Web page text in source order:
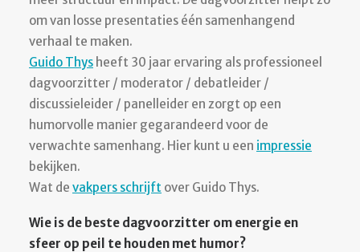
om van losse presentaties één samenhangend
verhaal te maken.
Guido Thys heeft 30 jaar ervaring als professioneel
dagvoorzitter / moderator / debatleider /
discussieleider / panelleider en zorgt op een
humorvolle manier gegarandeerd voor de
verwachte samenhang. Hier kunt u een impressie
bekijken.
Wat de vakpers schrijft over Guido Thys.
Wie is de beste dagvoorzitter om energie en
sfeer op peil te houden met humor?